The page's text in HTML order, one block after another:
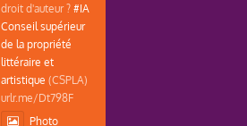
droit d'auteur ?#IA
Conseil supérieur
de la propriété
littéraire et
artistique (CSPLA)
urlr.me/Dt798F
Photo